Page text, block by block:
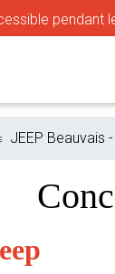
pendant
JEEP Beauvais